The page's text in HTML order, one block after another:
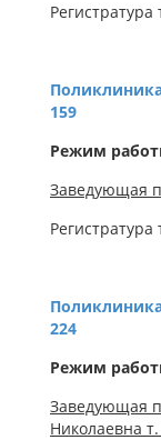
Регистратура
159
Режим
Заведующая
Регистратура
224
Режим
Заведующая
Николаевна